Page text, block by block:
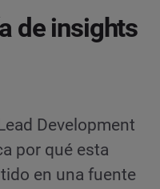
de insights
Development
por qué esta
en una fuente